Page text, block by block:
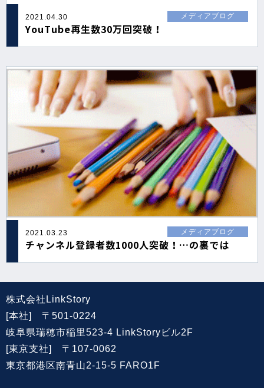
2021.04.30 メディアブログ
YouTube再生数30万回突破！
2021.03.23 メディアブログ
チャンネル登録者数1000人突破！…の裏では
株式会社LinkStory
[本社] 〒501-0224
岐阜県瑞穂市稲里523-4 LinkStoryビル2F
[東京支社] 〒107-0062
東京都港区南青山2-15-5 FARO1F